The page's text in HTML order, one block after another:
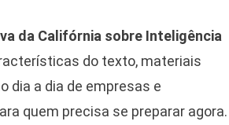
da Califórnia sobre Inteligência
do texto, materiais
dia a dia de empresas e
quem precisa se preparar agora.